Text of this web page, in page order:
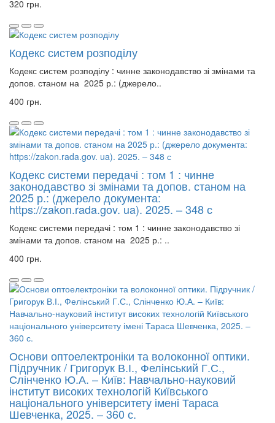
320 грн.
Кодекс систем розподілу
Кодекс систем розподілу : чинне законодавство зі змінами та
допов. станом на 2025 р.: (джерело..
400 грн.
Кодекс системи передачі : том 1 : чинне
законодавство зі змінами та допов. станом на
2025 р.: (джерело документа:
https://zakon.rada.gov. ua). 2025. – 348 с
Кодекс системи передачі : том 1 : чинне законодавство зі
змінами та допов. станом на 2025 р.: ..
400 грн.
Основи оптоелектроніки та волоконної оптики.
Підручник / Григорук В.І., Фелінський Г.С.,
Слінченко Ю.А. – Київ: Навчально-науковий
інститут високих технологій Київського
національного університету імені Тараса
Шевченка, 2025. – 360 с.